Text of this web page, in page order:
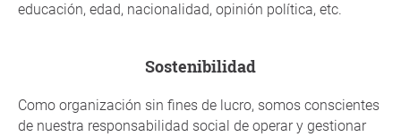
educación, edad, nacionalidad, opinión política, etc.
sostenibilidad
Como organización sin fines de lucro, somos conscientes
de nuestra responsabilidad social de operar y gestionar